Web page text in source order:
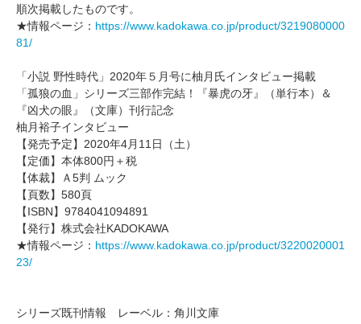
順次掲載したものです。
★情報ページ： https://www.kadokawa.co.jp/product/3219080000
81/
「小説 野性時代」2020年５月号に柚月氏インタビュー掲載
「孤狼の血」シリーズ三部作完結！『暴虎の牙』（単行本）＆
『凶犬の眼』（文庫）刊行記念
柚月裕子インタビュー
【発売予定】2020年4月11日（土）
【定価】本体800円＋税
【体裁】Ａ5判 ムック
【頁数】580頁
【ISBN】9784041094891
【発行】株式会社KADOKAWA
★情報ページ： https://www.kadokawa.co.jp/product/3220020001
23/
シリーズ既刊情報 レーベル：角川文庫